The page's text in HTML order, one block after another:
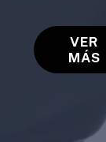
VER
MÁS